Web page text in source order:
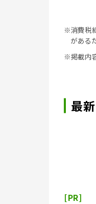
※消費税
がある
※掲載内
最
[PR]